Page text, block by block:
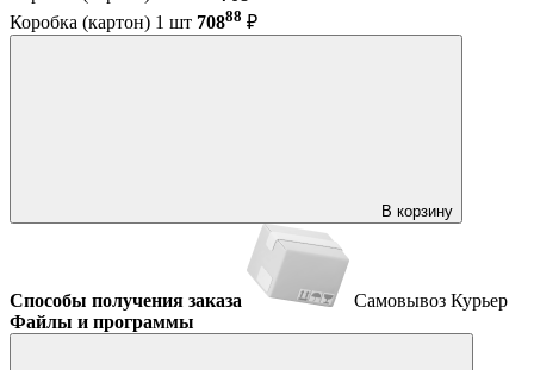
Коробка (картон) 1 шт 70888 ₽
В корзину
Способы получения заказа Самовывоз Курьер
Файлы и программы